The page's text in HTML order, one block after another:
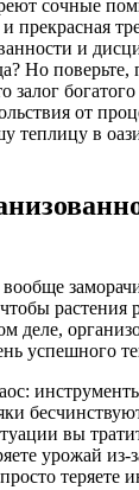
сочные
прекрасная
и
Но поверьте,
залог
от
теплицу в
растения
деле,
успешного
вы
урожай из-
теряете